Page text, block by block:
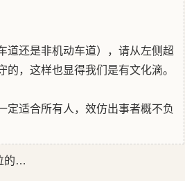
道还是非机动车道），请从左侧超
，这样也显得我们是有文化滴。
定适合所有人，效仿出事者概不负
的…